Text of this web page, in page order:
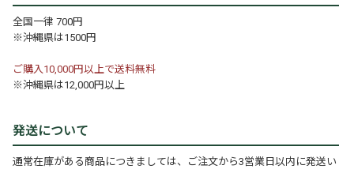
全国一律 700円
※沖縄県は1500円
ご購入10,000円以上で送料無料
※沖縄県は12,000円以上
発送について
通常在庫がある商品につきましては、ご注文から3営業日以内に発送い